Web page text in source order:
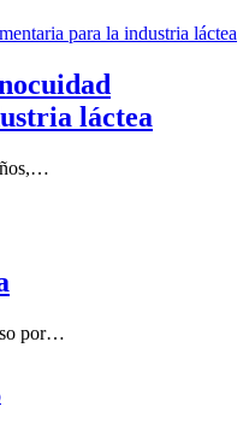
láctea
por…